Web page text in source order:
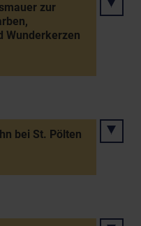
zur
Wunderkerzen
bei St. Pölten